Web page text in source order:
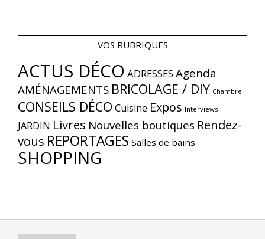
VOS RUBRIQUES
ACTUS DÉCO ADRESSES Agenda
AMÉNAGEMENTS BRICOLAGE / DIY Chambre
CONSEILS DÉCO Cuisine Expos Interviews
JARDIN Livres Nouvelles boutiques Rendez-
vous REPORTAGES Salles de bains
SHOPPING